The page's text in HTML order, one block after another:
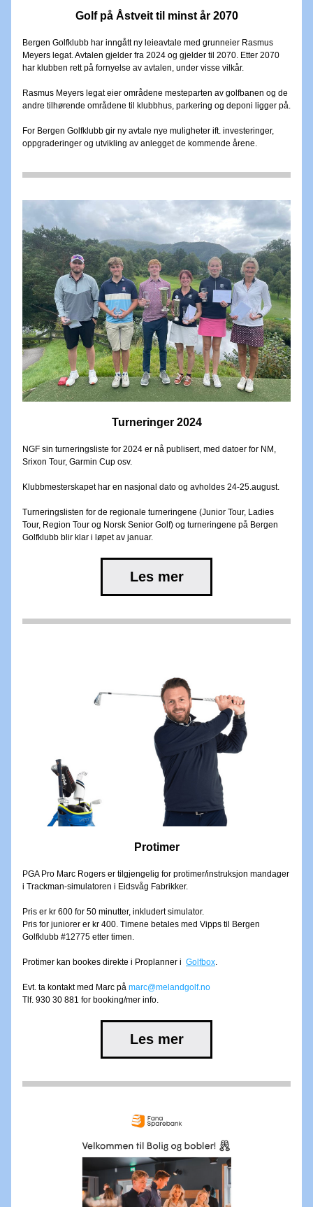
Golf på Åstveit til minst år 2070
Bergen Golfklubb har inngått ny leieavtale med grunneier Rasmus
Meyers legat. Avtalen gjelder fra 2024 og gjelder til 2070. Etter 2070
har klubben rett på fornyelse av avtalen, under visse vilkår.
Rasmus Meyers legat eier områdene mesteparten av golfbanen og de
For Bergen Golfklubb gir ny avtale nye muligheter ift. investeringer,
oppgraderinger og utvikling av anlegget de kommende årene.
Turneringer 2024
NGF sin turneringsliste for 2024 er nå publisert, med datoer for NM,
Srixon Tour, Garmin Cup osv.
Klubbmesterskapet har en nasjonal dato og avholdes 24-25.august.
Turneringslisten for de regionale turneringene (Junior Tour, Ladies
Tour, Region Tour og Norsk Senior Golf) og turneringene på Bergen
Golfklubb blir klar i løpet av januar.
Les mer
Protimer
PGA Pro Marc Rogers er tilgjengelig for protimer/instruksjon mandager
i Trackman-simulatoren i Eidsvåg Fabrikker.
Pris er kr 600 for 50 minutter, inkludert simulator.
Pris for juniorer er kr 400. Timene betales med Vipps til Bergen
Golfklubb #12775 etter timen.
Protimer kan bookes direkte i Proplanner i Golfbox.
Evt. ta kontakt med Marc på marc@melandgolf.no
Tlf. 930 30 881 for booking/mer info.
Les mer